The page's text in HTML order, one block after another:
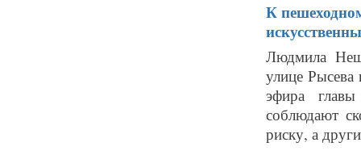
К
Людмила
улице
эфира
соблюдают
риску, а